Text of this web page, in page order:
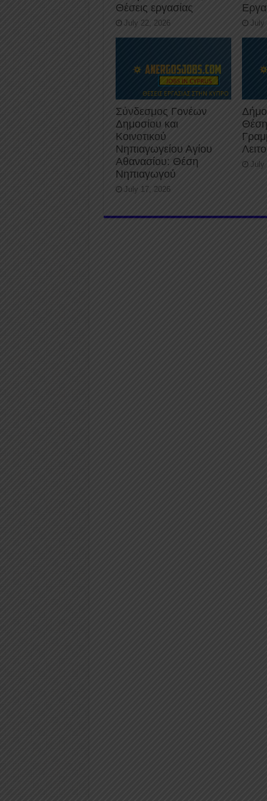
Θέσεις εργασίας
July 22, 2026 July
Σύνδεσμος Γονέων
Δημοσίου και
Κοινοτικού
Νηπιαγωγείου Αγίου
Αθανασίου: Θέση
Νηπιαγωγού
July 17, 2026
July